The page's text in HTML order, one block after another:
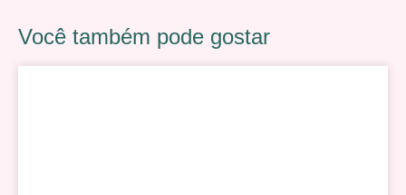
Você também pode gostar